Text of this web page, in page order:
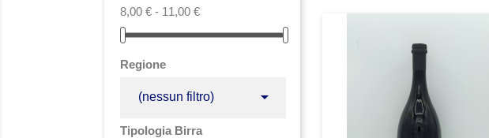
8,00 € - 11,00 €
Regione
(nessun filtro) 
Tipologia Birra